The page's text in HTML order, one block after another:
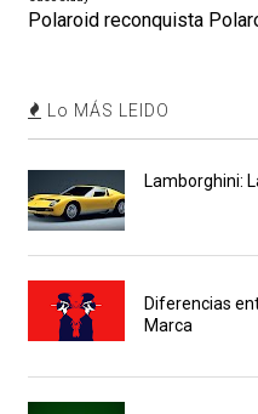
Polaroid reconquista
Lo MÁS LEIDO
Lamborghini:
Diferencias
Marca